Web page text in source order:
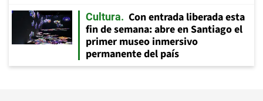
Cultura
Con entrada liberada esta
fin de semana: abre en Santiago el
primer museo inmersivo
permanente del país